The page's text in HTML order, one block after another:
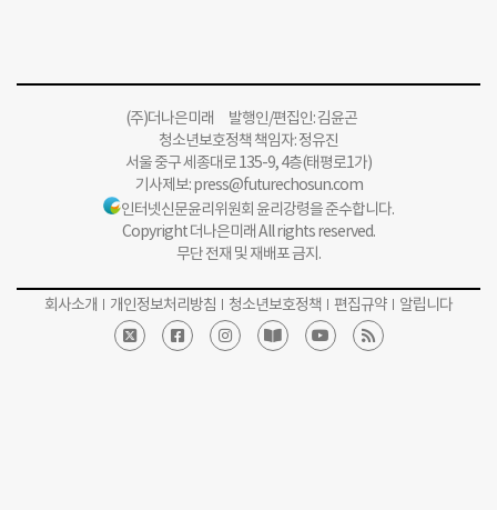
(주)더나은미래 발행인/편집인: 김윤곤
청소년보호정책 책임자: 정유진
서울 중구 세종대로 135-9, 4층(태평로1가)
기사제보:press@futurechosun.com
인터넷신문윤리위원회 윤리강령을 준수합니다.
Copyright 더나은미래 All rights reserved.
무단 전재 및 재배포 금지.
회사소개 개인정보처리방침 청소년보호정책 편집규약 알립니다